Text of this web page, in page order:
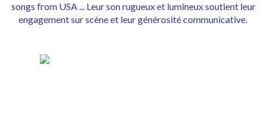
songs from USA ... Leur son rugueux et lumineux soutient leur
engagement sur scène et leur générosité communicative.